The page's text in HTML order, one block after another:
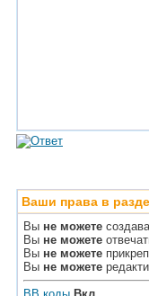
Ваши права в
Вы не можете
Вы не можете
Вы не можете
Вы не можете